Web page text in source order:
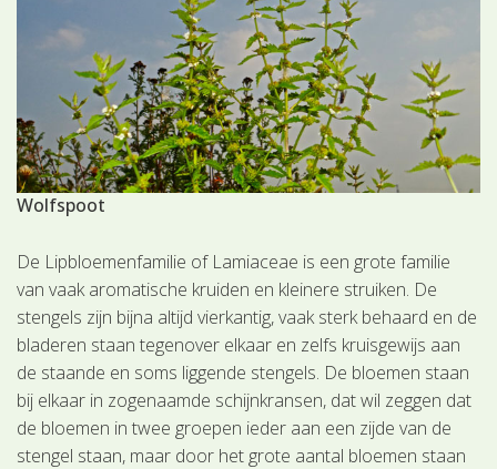
Wolfspoot
De Lipbloemenfamilie of Lamiaceae is een grote familie
van vaak aromatische kruiden en kleinere struiken. De
stengels zijn bijna altijd vierkantig, vaak sterk behaard en de
bladeren staan tegenover elkaar en zelfs kruisgewijs aan
de staande en soms liggende stengels. De bloemen staan
bij elkaar in zogenaamde schijnkransen, dat wil zeggen dat
de bloemen in twee groepen ieder aan een zijde van de
stengel staan, maar door het grote aantal bloemen staan